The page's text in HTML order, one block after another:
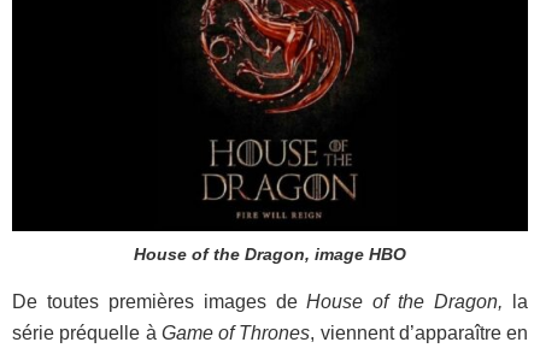
House of the Dragon, image HBO
De toutes premières images deHouse of the Dragon,
la
série préquelle à Game of Thrones, viennent d’apparaître en